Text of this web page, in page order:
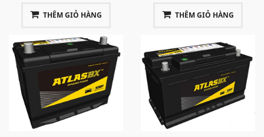
THÊM GIỎ HÀNG THÊM GIỎ HÀNG